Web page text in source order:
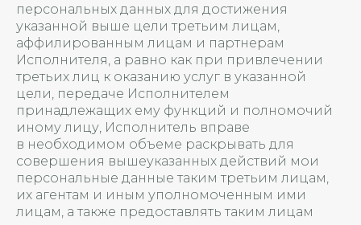
персональных данных для достижения
указанной выше цели третьим лицам,
аффилированным лицам и партнерам
Исполнителя, а равно как при привлечении
третьих лиц к оказанию услуг в указанной
цели, передаче Исполнителем
принадлежащих ему функций и полномочий
иному лицу, Исполнитель вправе
в необходимом объеме раскрывать для
совершения вышеуказанных действий мои
персональные данные таким третьим лицам,
их агентам и иным уполномоченным ими
лицам, а также предоставлять таким лицам